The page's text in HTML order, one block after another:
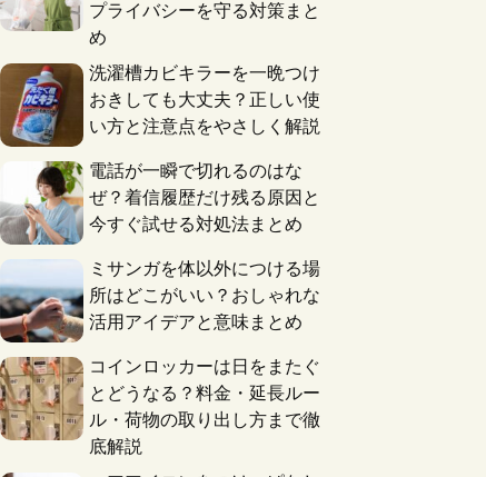
プライバシーを守る対策まと
め
洗濯槽カビキラーを一晩つけ
おきしても大丈夫？正しい使
い方と注意点をやさしく解説
電話が一瞬で切れるのはな
ぜ？着信履歴だけ残る原因と
今すぐ試せる対処法まとめ
ミサンガを体以外につける場
所はどこがいい？おしゃれな
活用アイデアと意味まとめ
コインロッカーは日をまたぐ
とどうなる？料金・延長ルー
ル・荷物の取り出し方まで徹
底解説